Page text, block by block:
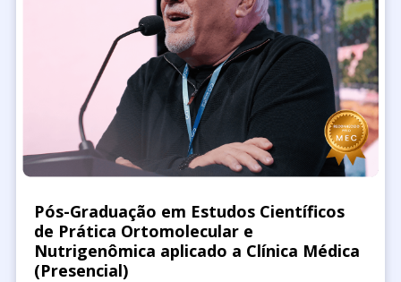
Pós-Graduação em Estudos Científicos
de Prática Ortomolecular e
Nutrigenômica aplicado a Clínica Médica
(Presencial)